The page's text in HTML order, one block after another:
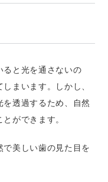
ると光を通さないの
まいます。しかし、
透過するため、自然
ができます。
美しい歯の見た目を